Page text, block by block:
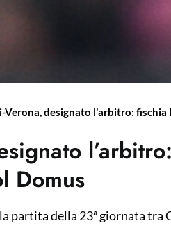
Verona, designato l’arbitro: fischia
Domus
partita della 23ª giornata tra